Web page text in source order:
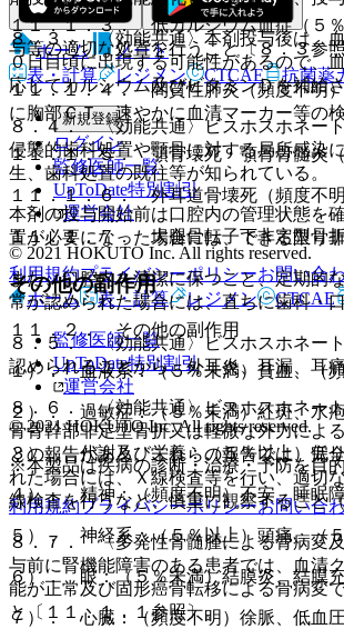
８．３． 〈効能共通〉本剤投与後は、
０日目頃に出現する可能性があるので、
応じてカルシウム及びビタミンＤを補給
８．４． 〈効能共通〉ビスホスホネー
侵襲的歯科処置や顎骨に対する局所感染
生、歯科処置の既往等が知られている。
本剤の投与開始前は口腔内の管理状態を
置が必要になった場合には、できる限り
また、口腔内を清潔に保つこと、定期的
常が認められた場合には、直ちに歯科・
８．５． 〈効能共通〉ビスホスホネー
認められることから、外耳炎、耳漏、耳
８．６． 〈効能共通〉ビスホスホネー
骨骨幹部非定型骨折又は軽微な外力によ
との報告がある。これらの報告では、完
れた場合には、Ｘ線検査等を行い、適切
線検査を行うなど、慎重に観察すること
８．７． 〈多発性骨髄腫による骨病変
与前に腎機能障害のある患者では、血清
能が正常及び固形癌骨転移による骨病変
と〔１１．１．１参照〕。
１１．１．３． 低カルシウム血症（５
与等の適切な処置を行うこと〔８．３参
１１．１．４． 間質性肺炎（頻度不明
に胸部ＣＴ、速やかに血清マーカー等の
１１．１．５． 顎骨壊死・顎骨骨髄炎
１１．１．６． 外耳道骨壊死（頻度不明
１１．１．７． 大腿骨転子下非定型骨
その他の副作用
１１．２． その他の副作用
１）． 血液系：（５％未満）貧血、（
２）． 過敏症：（５％未満）紅斑、水
３）． 代謝及び栄養：（５％以上）低
４）． 精神：（頻度不明）不安、睡眠
５）． 神経系：（５％以上）頭痛、（
６）． 眼：（５％未満）結膜炎、結膜
７）． 心臓：（頻度不明）徐脈、低血圧
ホーム
ノート
表・計算
レジメン CTCAE 抗菌薬
新規登録
ログイン
監修医師一覧
UpToDate特別割引
運営会社
© 2021 HOKUTO Inc. All rights reserved.
利用規約プライバシーポリシーお問い合
ホーム
表・計算 レジメン CTCAE
監修医師一覧
UpToDate特別割引
運営会社
© 2021 HOKUTO Inc. All rights reserved.
※本製品は疾病の診断・治療・予防を目
利用規約プライバシーポリシーお問い合